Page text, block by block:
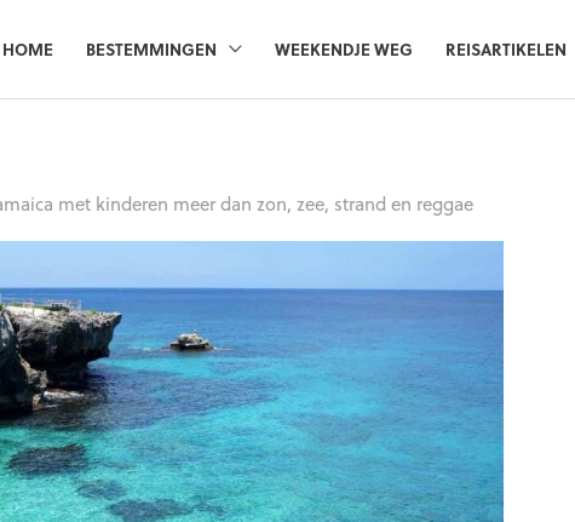
HOME BESTEMMINGEN WEEKENDJE WEG REISARTIKELEN
met kinderen meer dan zon, zee, strand en reggae